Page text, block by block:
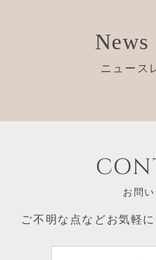
ニュース
お問
ご不明な点などお気軽